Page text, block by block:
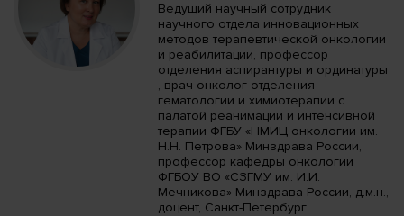
Ведущий научный сотрудник
научного отдела инновационных
методов терапевтической онкологии
и реабилитации, профессор
отделения аспирантуры и ординатуры
, врач-онколог отделения
гематологии и химиотерапии с
палатой реанимации и интенсивной
терапии ФГБУ «НМИЦ онкологии им.
Н.Н. Петрова» Минздрава России,
профессор кафедры онкологии
ФГБОУ ВО «СЗГМУ им. И.И.
Мечникова» Минздрава России, д.м.н.,
доцент, Санкт-Петербург